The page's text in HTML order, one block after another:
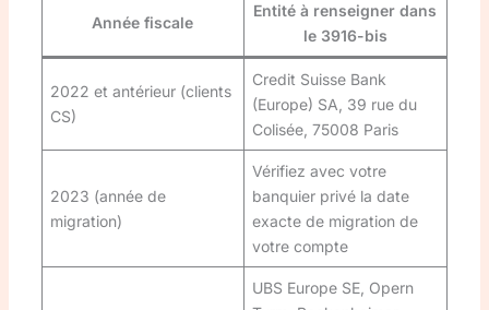
Année fiscale
Entité à renseigner dans
le 3916-bis
2022 et antérieur (clients
CS)
Credit Suisse Bank
(Europe) SA, 39 rue du
Colisée, 75008 Paris
2023 (année de
migration)
Vérifiez avec votre
banquier privé la date
exacte de migration de
votre compte
UBS Europe SE, Opern